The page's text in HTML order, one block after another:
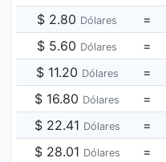
$ 2.80 Dólares =
$ 5.60 Dólares =
$ 11.20 Dólares =
$ 16.80 Dólares =
$ 22.41 Dólares =
$ 28.01 Dólares =